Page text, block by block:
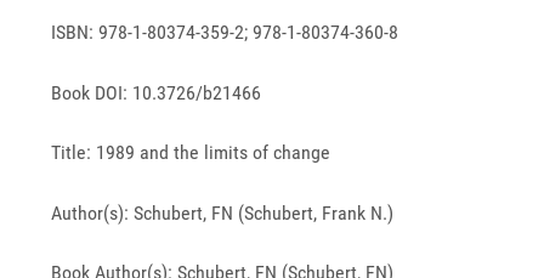
ISBN: 978-1-80374-359-2; 978-1-80374-360-8
Book DOI: 10.3726/b21466
Title: 1989 and the limits of change
Author(s): Schubert, FN (Schubert, Frank N.)
Book Author(s): Schubert, FN (Schubert, FN)